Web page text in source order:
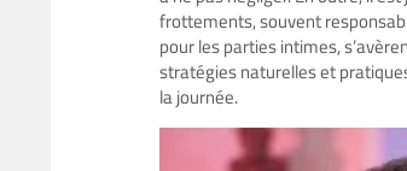
frottements, souvent
pour les parties intimes,
stratégies naturelles et
la journée.